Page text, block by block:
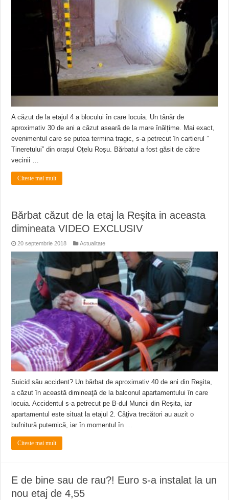
ANUNŢ OPRIRE APĂ în CARANSEBEȘ avarie
ANUNȚ OPRIRE APĂ în Reșița, cartier Țerova – avarie – 04.08.2026
A căzut de la etajul 4 a blocului în care locuia. Un tânăr de
aproximativ 30 de ani a căzut aseară de la mare înălțime. Mai exact,
evenimentul care se putea termina tragic, s-a petrecut în cartierul ”
Tineretului” din orașul Oțelu Roșu. Bărbatul a fost găsit de către
vecinii …
Citeste mai mult
Bărbat căzut de la etaj la Reşita in aceasta
dimineata VIDEO EXCLUSIV
20 septembrie 2018 Actualitate
Suicid său accident? Un bărbat de aproximativ 40 de ani din Reşita,
a căzut în această dimineaţă de la balconul apartamentului în care
locuia. Accidentul s-a petrecut pe B-dul Muncii din Reşita, iar
apartamentul este situat la etajul 2. Câţiva trecători au auzit o
bufnitură puternică, iar în momentul în …
Citeste mai mult
E de bine sau de rau?! Euro s-a instalat la un
nou etaj de 4,55